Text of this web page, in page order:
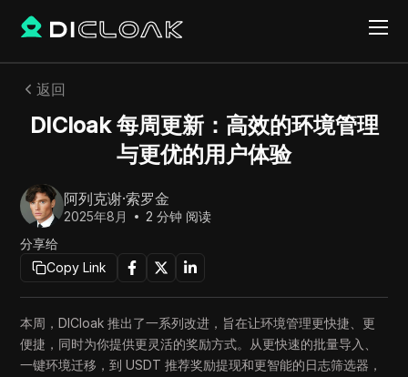
返回
DICloak 每周更新：高效的环境管理
与更优的用户体验
阿列克谢·索罗金
2025年8月 2 分钟 阅读
分享给
Copy Link
本周，DICloak 推出了一系列改进，旨在让环境管理更快捷、更
便捷，同时为你提供更灵活的奖励方式。从更快速的批量导入、
一键环境迁移，到 USDT 推荐奖励提现和更智能的日志筛选器，